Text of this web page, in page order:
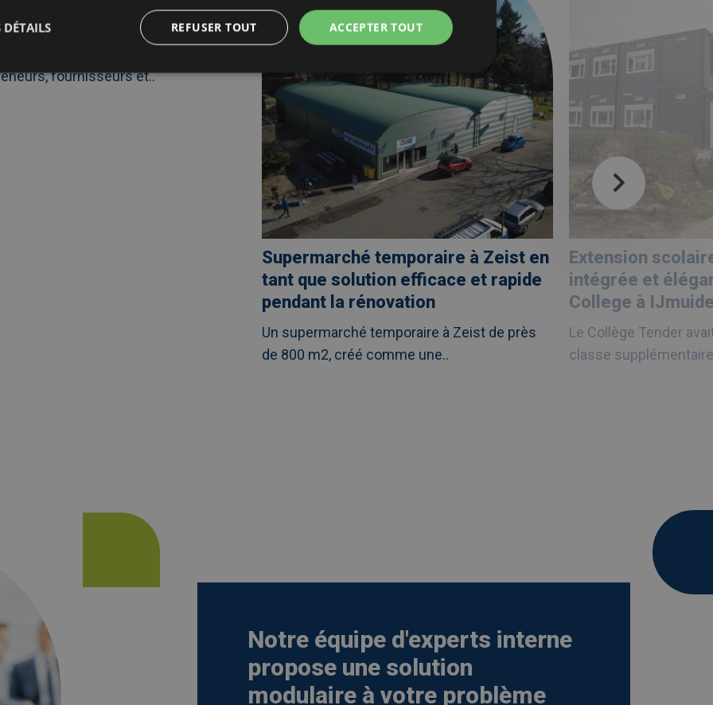
Leuven
fournisseurs et..
Supermarché temporaire à Zeist en
tant que solution efficace et rapide
pendant la rénovation
Un supermarché temporaire à Zeist de près
de 800 m2, créé comme une..
en
que
rapide
pendant
la
rénovation
Extension
intégrée et
College à
Le Collège Tender
classe
le
Tender
College
IJmuiden
Notre équipe d'experts interne
propose une solution
modulaire à votre problème
ACCEPTER TOUT
REFUSER TOUT
DÉTAILS